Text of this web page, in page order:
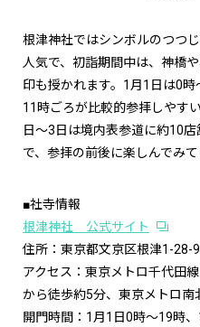
根津神社ではシンボルのつつ
人気で、初詣期間中は、神橋
印も授かれます。1月1日は0
11時ごろが比較的参拝しやす
日〜3日は境内表参道に約10
で、参拝の前後に楽しんでみ
■社寺情報
根津神社 公式サイト
住所：東京都文京区根津1-28-9
アクセス：東京メトロ千代田
から徒歩約5分、東京メトロ
開門時間：1月1日0時～19時